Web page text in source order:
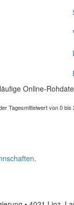
Online-
Tagesmittelwert von 0
.